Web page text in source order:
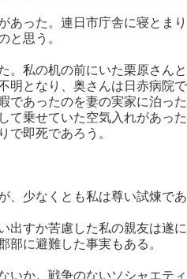
あった。連日市庁舎に寝とま
と思う。
。私の机の前にいた栗原さん
明となり、奥さんは日赤病院
であったのを妻の実家に泊っ
て乗せていた空気入れがあっ
で即死であろう。
少なくとも私は尊い試煉であ
出すか苦慮した私の親友は遂
部に避難した事実もある。
いか。戦争のないソシャエテ